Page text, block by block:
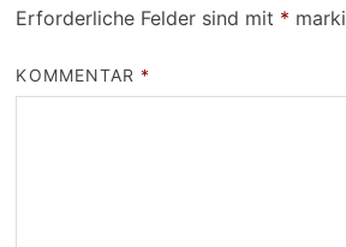
Erforderliche Felder sind mit *
KOMMENTAR *